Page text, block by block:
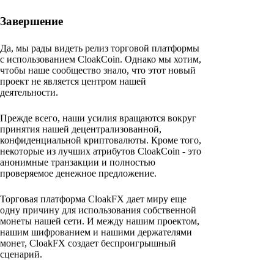
Завершение
Да, мы рады видеть релиз торговой платформы
с использованием CloakCoin. Однако мы хотим,
чтобы наше сообщество знало, что этот новый
проект не является центром нашей
деятельности.
Прежде всего, наши усилия вращаются вокруг
принятия нашей децентрализованной,
конфиденциальной криптовалюты. Кроме того,
некоторые из лучших атрибутов CloakCoin - это
анонимные транзакции и полностью
проверяемое денежное предложение.
Торговая платформа CloakFX дает миру еще
одну причину для использования собственной
монеты нашей сети. И между нашим проектом,
нашим шифрованием и нашими держателями
монет, CloakFX создает беспроигрышный
сценарий.